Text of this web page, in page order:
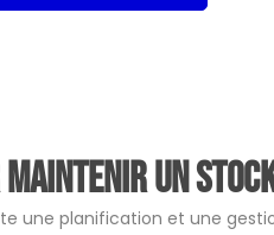
un
une planification et une